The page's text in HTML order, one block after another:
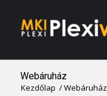
Webáruház
Kezdőlap /Webáruház